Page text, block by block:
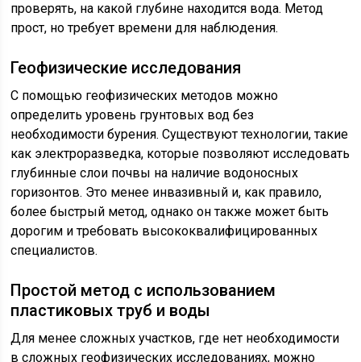
проверять, на какой глубине находится вода. Метод
прост, но требует времени для наблюдения.
Геофизические исследования
С помощью геофизических методов можно
определить уровень грунтовых вод без
необходимости бурения. Существуют технологии, такие
как электроразведка, которые позволяют исследовать
глубинные слои почвы на наличие водоносных
горизонтов. Это менее инвазивный и, как правило,
более быстрый метод, однако он также может быть
дорогим и требовать высококвалифицированных
специалистов.
Простой метод с использованием
пластиковых труб и воды
Для менее сложных участков, где нет необходимости
в сложных геофизических исследованиях, можно